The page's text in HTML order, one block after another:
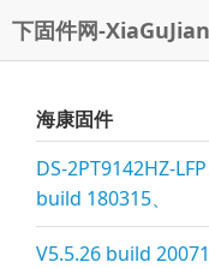
下固件网-
海康固件
DS-2PT9142HZ-
build 180315、
V5.5.26 build